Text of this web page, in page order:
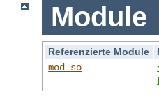
Module
Referenzierte Module
mod_so